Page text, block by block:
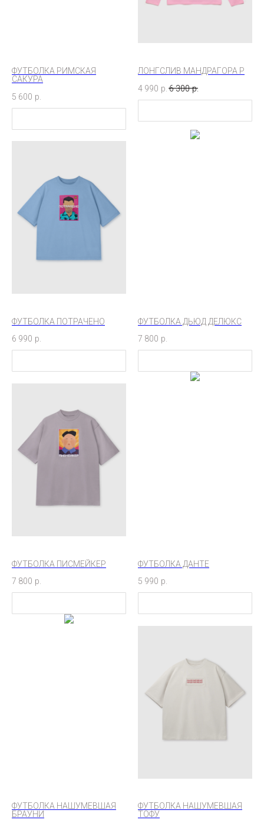
ФУТБОЛКА РИМСКАЯ
САКУРА
5 600 р.
ЛОНГСЛИВ МАНДРАГОРА P
4 990 р. 6 300 р.
ФУТБОЛКА ПОТРАЧЕНО
6 990 р.
ФУТБОЛКА ДЬЮД ДЕЛЮКС
7 800 р.
ФУТБОЛКА ПИСМЕЙКЕР
7 800 р.
ФУТБОЛКА ДАНТЕ
5 990 р.
ФУТБОЛКА НАШУМЕВШАЯ
БРАУНИ
ФУТБОЛКА НАШУМЕВШАЯ
TОФУ